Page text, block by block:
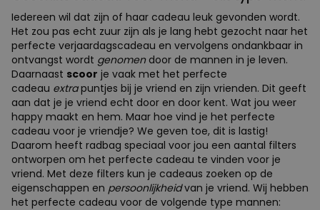
Iedereen wil dat zijn of haar cadeau leuk gevonden wordt.
Het zou pas echt zuur zijn als je lang hebt gezocht naar het
perfecte verjaardagscadeau en vervolgens ondankbaar in
ontvangst wordt genomendoor de mannen in je leven.
Daarnaast scoor je vaak met het perfecte
cadeau extrapuntjes bij je vriend en zijn vrienden. Dit geeft
aan dat je je vriend echt door en door kent. Wat jou weer
happy maakt en hem. Maar hoe vind je het perfecte
cadeau voor je vriendje? We geven toe, dit is lastig!
Daarom heeft radbag speciaal voor jou een aantal filters
ontworpen om het perfecte cadeau te vinden voor je
vriend. Met deze filters kun je cadeaus zoeken op de
eigenschappen en persoonlijkheidvan je vriend. Wij hebben
het perfecte cadeau voor de volgende type mannen: